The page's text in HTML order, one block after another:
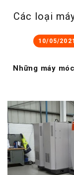
Các loại
10/05/2021
Những máy